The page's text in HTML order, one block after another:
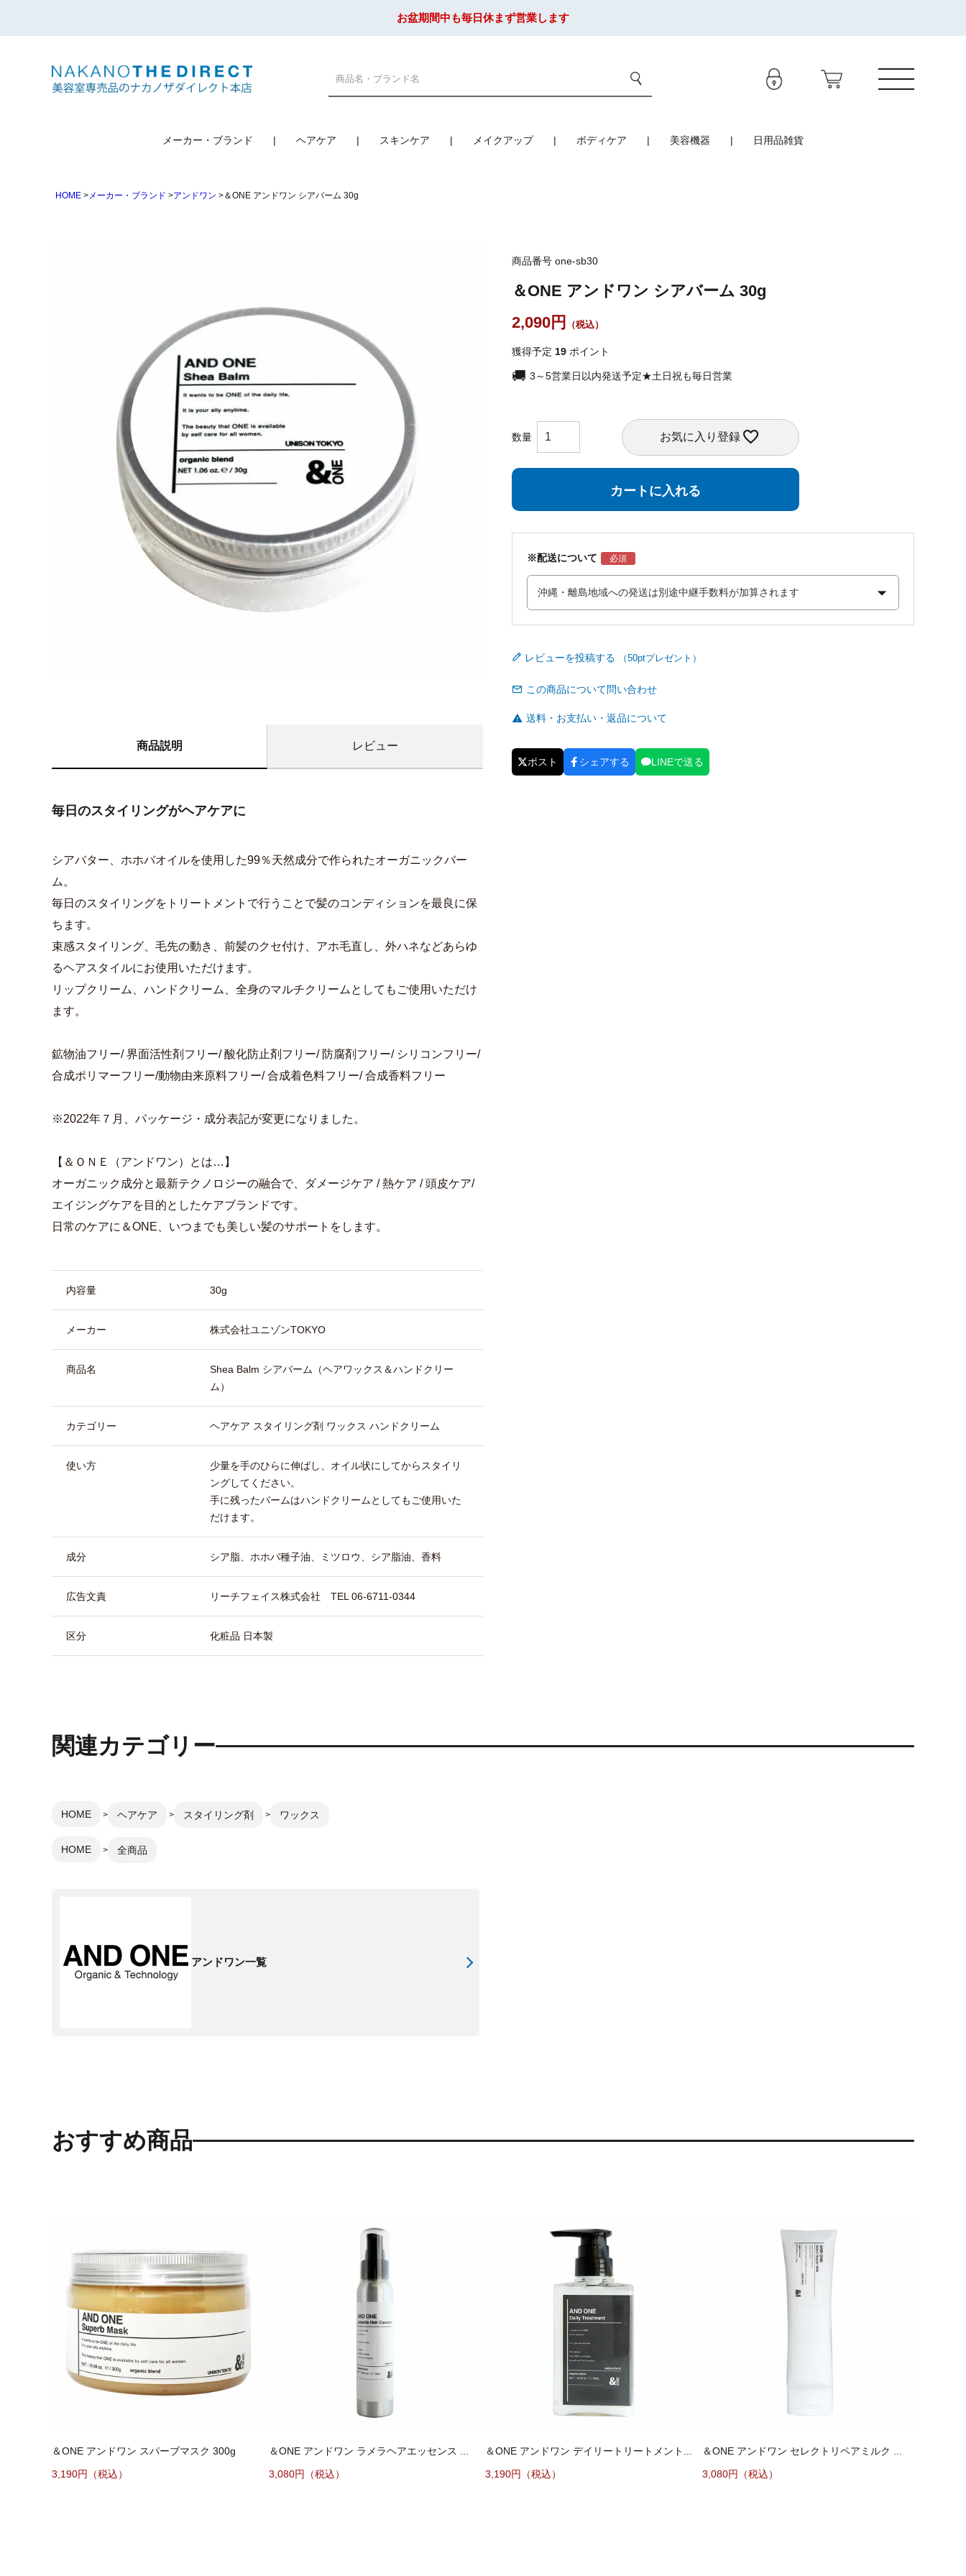
お盆期間中も毎日休まず営業します
メーカー・ブランド ヘアケア スキンケア メイクアップ ボディケア 美容機器 日用品雑貨
HOME メーカー・ブランド アンドワン ＆ONE アンドワン シアバーム 30g
商品説明 レビュー
毎日のスタイリングがヘアケアに
シアバター、ホホバオイルを使用した99％天然成分で作られたオーガニックバー
ム。
毎日のスタイリングをトリートメントで行うことで髪のコンディションを最良に保
ちます。
束感スタイリング、毛先の動き、前髪のクセ付け、アホ毛直し、外ハネなどあらゆ
るヘアスタイルにお使用いただけます。
リップクリーム、ハンドクリーム、全身のマルチクリームとしてもご使用いただけ
ます。
鉱物油フリー/ 界面活性剤フリー/ 酸化防止剤フリー/ 防腐剤フリー/ シリコンフリー/
合成ポリマーフリー/動物由来原料フリー/ 合成着色料フリー/ 合成香料フリー
※2022年７月、パッケージ・成分表記が変更になりました。
【＆ＯＮＥ（アンドワン）とは…】
オーガニック成分と最新テクノロジーの融合で、ダメージケア / 熱ケア / 頭皮ケア/
エイジングケアを目的としたケアブランドです。
日常のケアに＆ONE、いつまでも美しい髪のサポートをします。
内容量 30g
メーカー 株式会社ユニゾンTOKYO
商品名
Shea Balm シアバーム（ヘアワックス＆ハンドクリー
ム）
カテゴリー ヘアケア スタイリング剤 ワックス ハンドクリーム
使い方
少量を手のひらに伸ばし、オイル状にしてからスタイリ
ングしてください。
手に残ったバームはハンドクリームとしてもご使用いた
だけます。
成分 シア脂、ホホバ種子油、ミツロウ、シア脂油、香料
広告文責 リーチフェイス株式会社 TEL 06-6711-0344
区分 化粧品 日本製
商品番号 one-sb30
＆ONE アンドワン シアバーム 30g
2,090
獲得予定 19 ポイント
3～5営業日以内発送予定★土日祝も毎日営業
お気に入り登録
カートに入れる
※配送について
レビューを投稿する
この商品について問い合わせ
送料・お支払い・返品について
ポスト シェアする LINEで送る
関連カテゴリー
HOME ヘアケア スタイリング剤 ワックス
HOME 全商品
アンドワン一覧
おすすめ商品
＆ONE アンドワン スパーブマスク 300g
3,190円（税込）
＆ONE アンドワン ラメラヘアエッセンス ...
3,080円（税込）
＆ONE アンドワン デイリートリートメント...
3,190円（税込）
＆ONE アンドワン セレクトリペアミルク ...
3,080円（税込）